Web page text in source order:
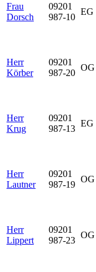
Frau
Dorsch
09201
987-10
EG
Herr
Körber
09201
987-20
OG
Herr
Krug
09201
987-13
EG
Herr
Lautner
09201
987-19
OG
Herr
Lippert
09201
987-23